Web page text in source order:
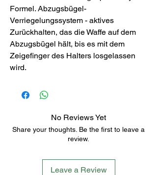
Formel. Abzugsbügel-
Verriegelungssystem - aktives
Zurückhalten, das die Waffe auf dem
Abzugsbügel hält, bis es mit dem
Zeigefinger des Halters losgelassen
wird.
No Reviews Yet
Share your thoughts. Be the first to leave a
review.
Leave a Review